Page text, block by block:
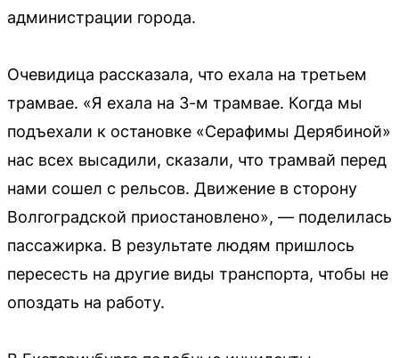
администрации города.
Очевидица рассказала, что ехала на третьем
трамвае. «Я ехала на 3-м трамвае. Когда мы
подъехали к остановке «Серафимы Дерябиной»
нас всех высадили, сказали, что трамвай перед
нами сошел с рельсов. Движение в сторону
Волгоградской приостановлено», — поделилась
пассажирка. В результате людям пришлось
пересесть на другие виды транспорта, чтобы не
опоздать на работу.